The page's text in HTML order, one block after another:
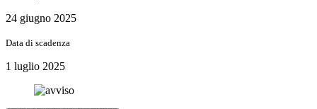
24 giugno 2025
Data di scadenza
1 luglio 2025